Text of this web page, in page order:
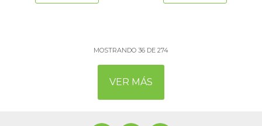
MOSTRANDO 36 DE 274
VER MÁS